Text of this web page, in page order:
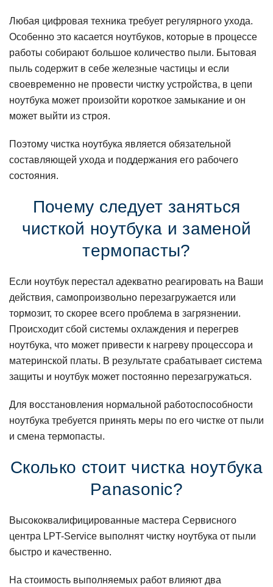
Любая цифровая техника требует регулярного ухода.
Особенно это касается ноутбуков, которые в процессе
работы собирают большое количество пыли. Бытовая
пыль содержит в себе железные частицы и если
своевременно не провести чистку устройства, в цепи
ноутбука может произойти короткое замыкание и он
может выйти из строя.
Поэтому чистка ноутбука является обязательной
составляющей ухода и поддержания его рабочего
состояния.
Почему следует заняться
чисткой ноутбука и заменой
термопасты?
Если ноутбук перестал адекватно реагировать на Ваши
действия, самопроизвольно перезагружается или
тормозит, то скорее всего проблема в загрязнении.
Происходит сбой системы охлаждения и перегрев
ноутбука, что может привести к нагреву процессора и
материнской платы. В результате срабатывает система
защиты и ноутбук может постоянно перезагружаться.
Для восстановления нормальной работоспособности
ноутбука требуется принять меры по его чистке от пыли
и смена термопасты.
Сколько стоит чистка ноутбука
Panasonic?
Высококвалифицированные мастера Сервисного
центра LPT-Service выполнят чистку ноутбука от пыли
быстро и качественно.
На стоимость выполняемых работ влияют два